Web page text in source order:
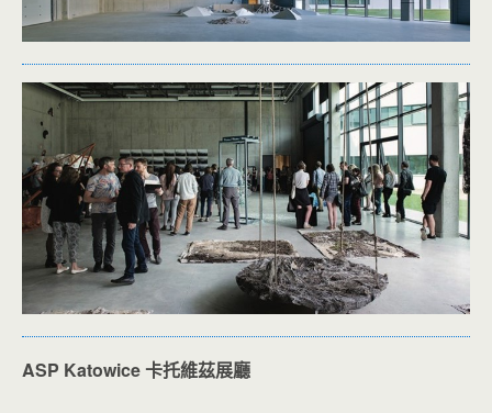
ASP Katowice 卡托維茲展廳